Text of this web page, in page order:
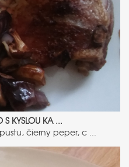
S KYSLOU KA ...
čierny peper, c ...